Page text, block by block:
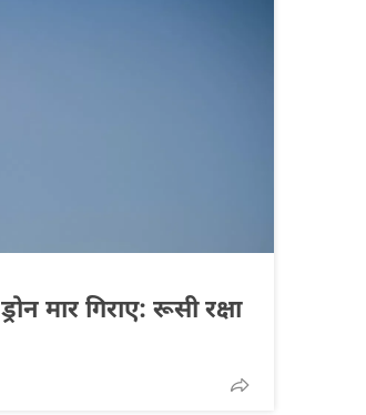
मार गिराए: रूसी रक्षा